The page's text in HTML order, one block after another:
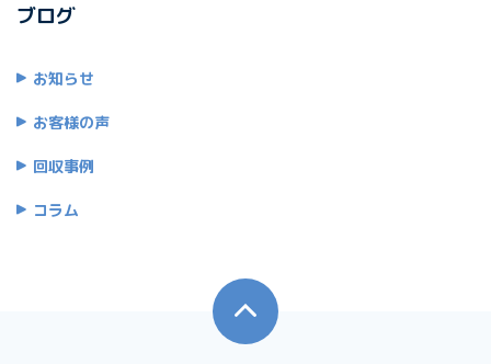
ブログ
お知らせ
お客様の声
回収事例
コラム